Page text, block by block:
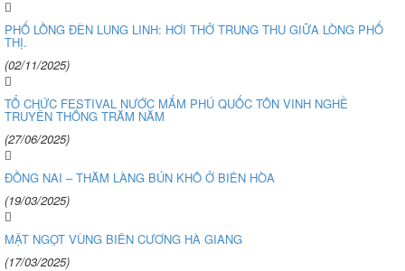
PHỐ LỒNG ĐÈN LUNG LINH: HƠI THỞ TRUNG THU GIỮA LÒNG PHỐ
THỊ.
(02/11/2025)
TỔ CHỨC FESTIVAL NƯỚC MẮM PHÚ QUỐC TÔN VINH NGHỀ
TRUYỀN THỐNG TRĂM NĂM
(27/06/2025)
ĐỒNG NAI – THĂM LÀNG BÚN KHÔ Ở BIÊN HÒA
(19/03/2025)
MẬT NGỌT VÙNG BIÊN CƯƠNG HÀ GIANG
(17/03/2025)